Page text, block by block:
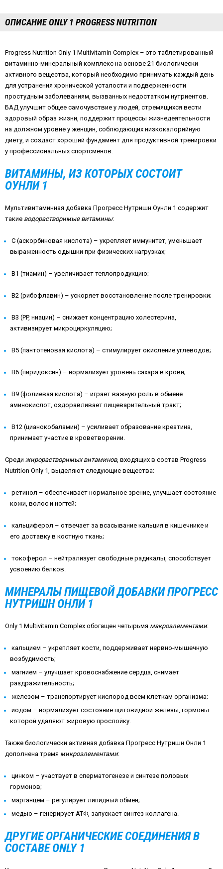
ОПИСАНИЕ ONLY 1 PROGRESS NUTRITION
Progress Nutrition Only 1 Multivitamin Complex – это таблетированный
витаминно-минеральный комплекс на основе 21 биологически
активного вещества, который необходимо принимать каждый день
для устранения хронической усталости и подверженности
простудным заболеваниям, вызванных недостатком нутриентов.
БАД улучшит общее самочувствие у людей, стремящихся вести
здоровый образ жизни, поддержит процессы жизнедеятельности
на должном уровне у женщин, соблюдающих низкокалорийную
диету, и создаст хороший фундамент для продуктивной тренировки
у профессиональных спортсменов.
ВИТАМИНЫ, ИЗ КОТОРЫХ СОСТОИТ
ОУНЛИ 1
Мультивитаминная добавка Прогресс Нутришн Оунли 1 содержит
такие водорастворимые витамины:
C (аскорбиновая кислота) – укрепляет иммунитет, уменьшает
выраженность одышки при физических нагрузках;
B1 (тиамин) – увеличивает теплопродукцию;
B2 (рибофлавин) – ускоряет восстановление после тренировки;
B3 (PP, ниацин) – снижает концентрацию холестерина,
активизирует микроциркуляцию;
B5 (пантотеновая кислота) – стимулирует окисление углеводов;
B6 (пиридоксин) – нормализует уровень сахара в крови;
B9 (фолиевая кислота) – играет важную роль в обмене
аминокислот, оздоравливает пищеварительный тракт;
B12 (цианокобаламин) – усиливает образование креатина,
принимает участие в кроветворении.
Среди жирорастворимых витаминов, входящих в состав Progress
Nutrition Only 1, выделяют следующие вещества:
ретинол – обеспечивает нормальное зрение, улучшает состояние
кожи, волос и ногтей;
кальциферол – отвечает за всасывание кальция в кишечнике и
его доставку в костную ткань;
токоферол – нейтрализует свободные радикалы, способствует
усвоению белков.
МИНЕРАЛЫ ПИЩЕВОЙ ДОБАВКИ ПРОГРЕСС
НУТРИШН ОНЛИ 1
Only 1 Multivitamin Complex обогащен четырьмя макроэлементами:
кальцием – укрепляет кости, поддерживает нервно-мышечную
возбудимость;
магнием – улучшает кровоснабжение сердца, снимает
раздражительность;
железом – транспортирует кислород всем клеткам организма;
йодом – нормализует состояние щитовидной железы, гормоны
которой удаляют жировую прослойку.
Также биологически активная добавка Прогресс Нутришн Онли 1
дополнена тремя микроэлементами:
цинком – участвует в сперматогенезе и синтезе половых
гормонов;
марганцем – регулирует липидный обмен;
медью – генерирует АТФ, запускает синтез коллагена.
ДРУГИЕ ОРГАНИЧЕСКИЕ СОЕДИНЕНИЯ В
СОСТАВЕ ONLY 1